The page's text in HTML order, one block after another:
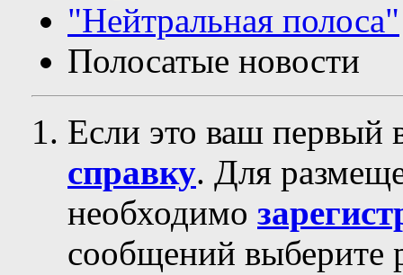
"Нейтральная полоса"
Полосатые новости
Если это ваш первый
справку. Для
необходимо
сообщений выберите